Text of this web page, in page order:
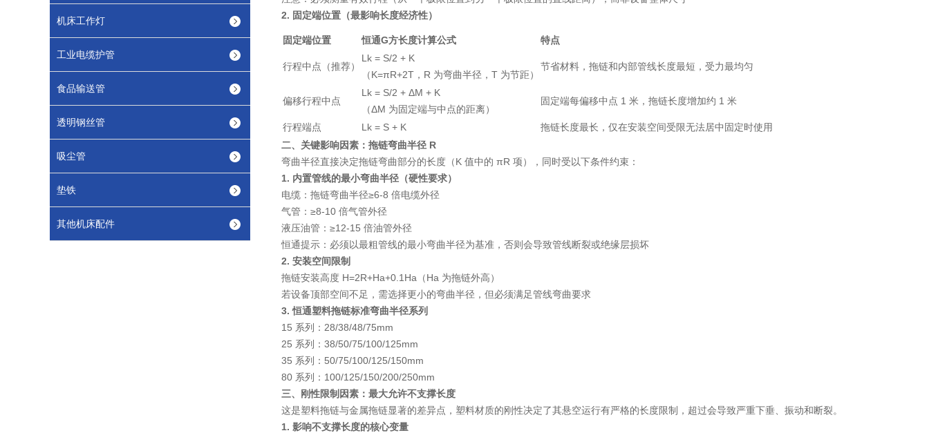
机床工作灯
工业电缆护管
食品输送管
透明钢丝管
吸尘管
垫铁
其他机床配件
2. 固定端位置（最影响长度经济性）
固定端位置 恒通G方长度计算公式 特点
行程中点（推荐）
Lk = S/2 + K
（K=πR+2T，R 为弯曲半径，T 为节距）
节省材料，拖链和内部管线长度最短，受力最均匀
偏移行程中点
Lk = S/2 + ΔM + K
（ΔM 为固定端与中点的距离）
固定端每偏移中点 1 米，拖链长度增加约 1 米
行程端点 Lk = S + K
拖链长度最长，仅在安装空间受限无法居中固定时使用
二、关键影响因素：拖链弯曲半径 R
弯曲半径直接决定拖链弯曲部分的长度（K 值中的 πR 项），同时受以下条件约束：
1. 内置管线的最小弯曲半径（硬性要求）
电缆：拖链弯曲半径≥6-8 倍电缆外径
气管：≥8-10 倍气管外径
液压油管：≥12-15 倍油管外径
恒通提示：必须以最粗管线的最小弯曲半径为基准，否则会导致管线断裂或绝缘层损坏
2. 安装空间限制
拖链安装高度 H=2R+Ha+0.1Ha（Ha 为拖链外高）
若设备顶部空间不足，需选择更小的弯曲半径，但必须满足管线弯曲要求
3. 恒通塑料拖链标准弯曲半径系列
15 系列：28/38/48/75mm
25 系列：38/50/75/100/125mm
35 系列：50/75/100/125/150mm
80 系列：100/125/150/200/250mm
三、刚性限制因素：最大允许不支撑长度
这是塑料拖链与金属拖链显著的差异点，塑料材质的刚性决定了其悬空运行有严格的长度限制，超过会导致严重下垂、振动和断裂。
1. 影响不支撑长度的核心变量